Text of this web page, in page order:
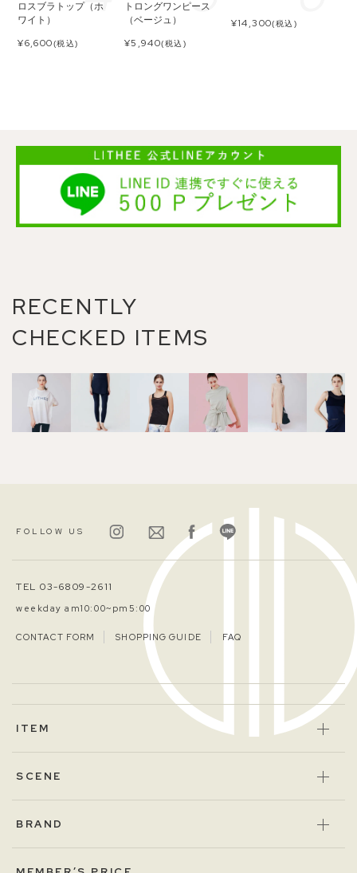
ロスブラトップ（ホ
ワイト）
¥6,600(税込)
トロングワンピース
（ベージュ）
¥5,940(税込)
¥14,300(税込)
RECENTLY
CHECKED ITEMS
FOLLOW US
TEL 03-6809-2611
weekday am10:00~pm5:00
CONTACT FORM SHOPPING GUIDE FAQ
ITEM
SCENE
BRAND